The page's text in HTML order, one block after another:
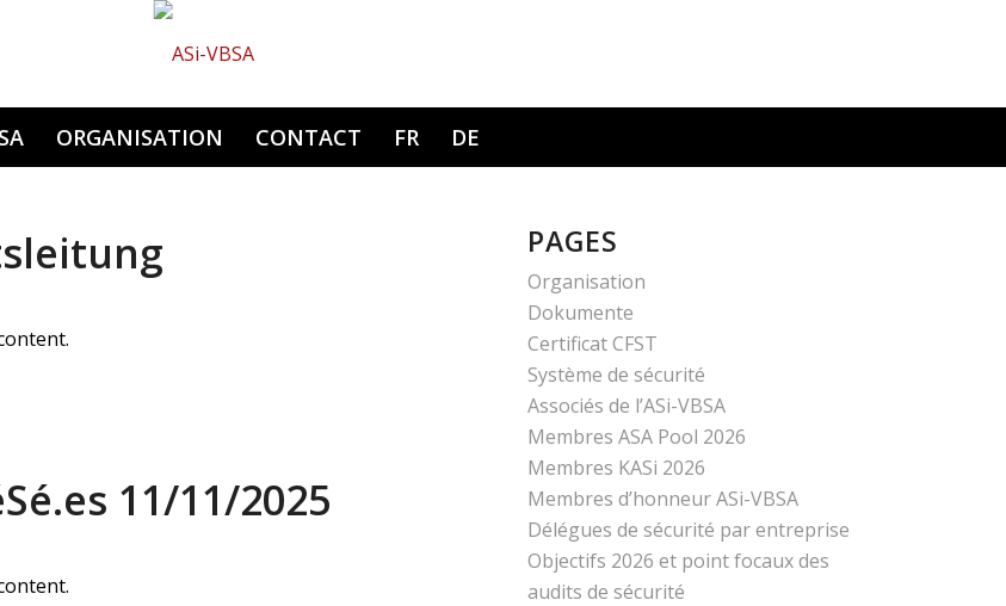
Hauptnavigation
ORGANISATION CONTACT FR DE
11/11/2025
PAGES
Organisation
Dokumente
Certificat CFST
Système de sécurité
Associés de l’ASi-VBSA
Membres ASA Pool 2026
Membres KASi 2026
Membres d’honneur ASi-VBSA
Délégues de sécurité par entreprise
Objectifs 2026 et point focaux des
audits de sécurité